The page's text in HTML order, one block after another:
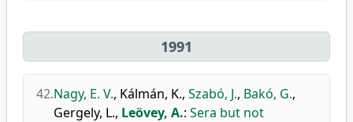
1991
42.Nagy, E. V., Kálmán, K., Szabó, J., Bakó, G.,
Gergely, L., Leövey, A.: Sera but not